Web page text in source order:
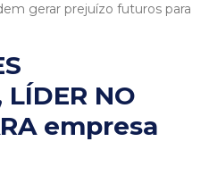
gerar prejuízo futuros para
LÍDER NO
empresa